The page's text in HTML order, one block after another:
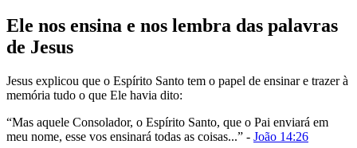
Ele nos ensina e nos lembra das palavras
de Jesus
Jesus explicou que o Espírito Santo tem o papel de ensinar e trazer à
memória tudo o que Ele havia dito:
“Mas aquele Consolador, o Espírito Santo, que o Pai enviará em
meu nome, esse vos ensinará todas as coisas...” - João 14:26